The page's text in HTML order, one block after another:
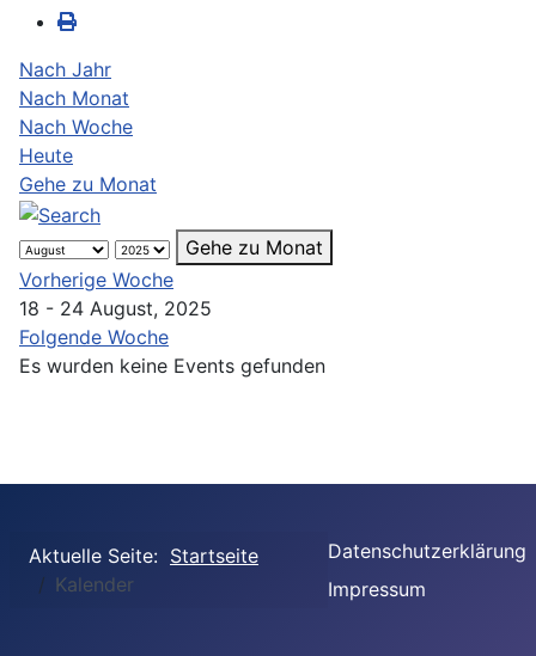
Nach Jahr
Nach Monat
Nach Woche
Heute
Gehe zu Monat
Gehe zu Monat
Vorherige Woche
18 - 24 August, 2025
Folgende Woche
Es wurden keine Events gefunden
Aktuelle Seite: Startseite
Kalender
Datenschutzerklärung
Impressum